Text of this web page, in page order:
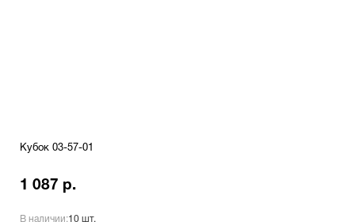
Кубок 03-57-01
1 087 р.
В наличии:10 шт.